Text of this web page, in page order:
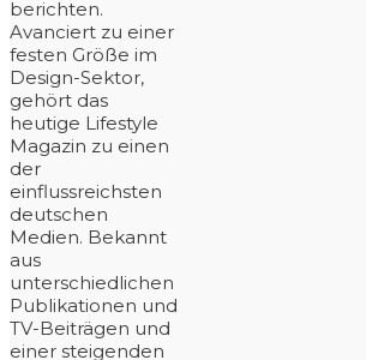
berichten.
Avanciert zu einer
festen Größe im
Design-Sektor,
gehört das
heutige Lifestyle
Magazin zu einen
der
einflussreichsten
deutschen
Medien. Bekannt
aus
unterschiedlichen
Publikationen und
TV-Beiträgen und
einer steigenden